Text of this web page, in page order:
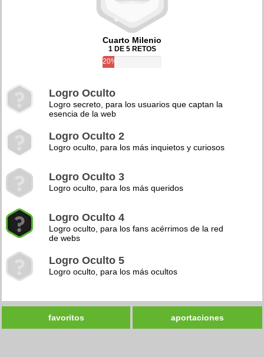
Cuarto Milenio
1 DE 5 RETOS
20%
Logro Oculto
Logro secreto, para los usuarios que captan la
esencia de la web
Logro Oculto 2
Logro oculto, para los más inquietos y curiosos
Logro Oculto 3
Logro oculto, para los más queridos
Logro Oculto 4
Logro oculto, para los fans acérrimos de la red
de webs
Logro Oculto 5
Logro oculto, para los más ocultos
favoritos aportaciones